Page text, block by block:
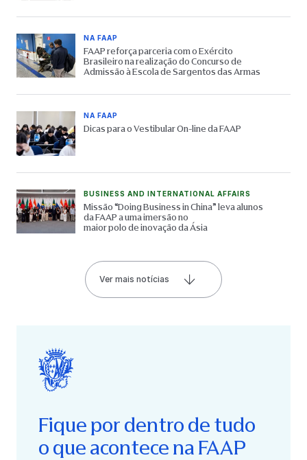
NA FAAP
FAAP reforça parceria com o Exército
Brasileiro na realização do Concurso de
Admissão à Escola de Sargentos das Armas
NA FAAP
Dicas para o Vestibular On-line da FAAP
BUSINESS AND INTERNATIONAL AFFAIRS
Missão “Doing Business in China” leva alunos
da FAAP a uma imersão no
maior polo de inovação da Ásia
Ver mais notícias
Fique por dentro de tudo
o que acontece na FAAP